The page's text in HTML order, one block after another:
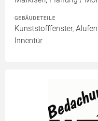
GEBÄUDETEILE
Kunststofffenster,
Innentür